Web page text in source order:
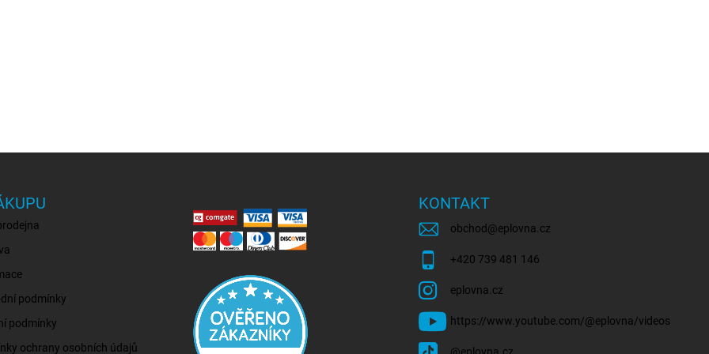
podmínky
podmínky
ochrany osobních údajů
KONTAKT
obchod @eplovna.cz
+420 739 481 146
eplovna.cz
https://www.youtube.com/@eplovna/videos